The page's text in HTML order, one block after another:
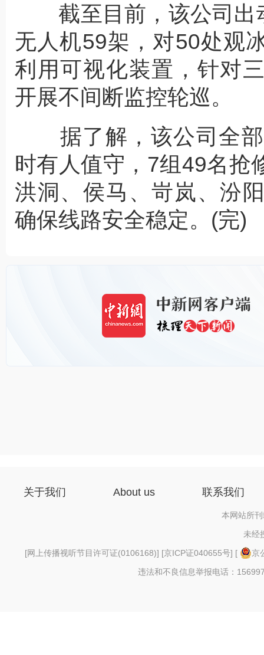
截至目前，该公司出
无人机59架，对50处观
利用可视化装置，针对
开展不间断监控轮巡。
据了解，该公司全部
时有人值守，7组49名抢
洪洞、侯马、岢岚、汾
确保线路安全稳定。(完)
关于我们 About us 联系我们
本网站所
未经
[网上传播视听节目许可证(0106168)] [京ICP证040655号] [
京
违法和不良信息举报电话：